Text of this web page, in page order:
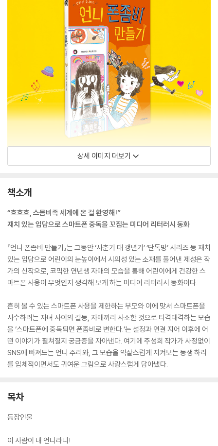
상세 이미지 더보기
책소개
“흐흐흐, 스몸비족 세계에 온 걸 환영해!”
재치 있는 입담으로 스마트폰 중독을 꼬집는 미디어 리터러시 동화
『언니 폰좀비 만들기』는 그동안 ‘사춘기 대 갱년기’ ‘단톡방’ 시리즈 등 재치
있는 입담으로 어린이의 눈높이에서 시의성 있는 소재를 풀어낸 제성은 작
가의 신작으로, 코믹한 연년생 자매의 모습을 통해 어린이에게 건강한 스
마트폰 사용이 무엇인지 생각해 보게 하는 미디어 리터러시 동화이다.
흔히 볼 수 있는 스마트폰 사용을 제한하는 부모와 이에 맞서 스마트폰을
사수하려는 자녀 사이의 갈등, 자매끼리 사소한 것으로 티격태격하는 모습
을 ‘스마트폰에 중독되면 폰좀비로 변한다.’는 설정과 연결 지어 이후에 어
떤 이야기가 펼쳐질지 궁금증을 자아낸다. 여기에 주성희 작가가 사정없이
SNS에 빠져드는 언니 주리와, 그 모습을 익살스럽게 지켜보는 동생 하리
를 입체적이면서도 귀여운 그림으로 사랑스럽게 담아냈다.
목차
등장인물
이 사람이 내 언니라니!